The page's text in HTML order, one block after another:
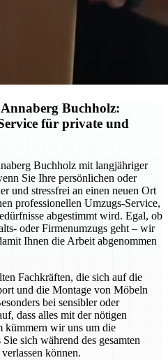
Buchholz:
für private und
Buchholz mit langjähriger
Sie Ihre persönlichen oder
und stressfrei an einen neuen Ort
professionellen Umzugs-Service,
abgestimmt wird. Egal, ob
oder Firmenumzugs geht – wir
Ihnen die Arbeit abgenommen
Fachkräften, die sich auf die
und die Montage von Möbeln
bei sensibler oder
dass alles mit der nötigen
kümmern wir uns um die
sich während des gesamten
können.